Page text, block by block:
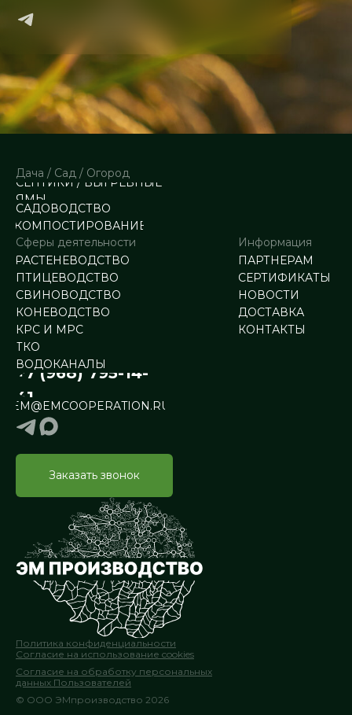
Политика конфиденциальности
Согласие на использование cookies
Согласие на обработку персональных
данных Пользователей
© ООО ЭМпроизводство 2026
Дача / Сад / Огород
СЕПТИКИ / ВЫГРЕБНЫЕ
ЯМЫ
САДОВОДСТВО
КОМПОСТИРОВАНИЕ
Сферы деятельности
РАСТЕНЕВОДСТВО
ПТИЦЕВОДСТВО
СВИНОВОДСТВО
КОНЕВОДСТВО
КРС И МРС
ТКО
ВОДОКАНАЛЫ
Информация
ПАРТНЕРАМ
СЕРТИФИКАТЫ
НОВОСТИ
ДОСТАВКА
КОНТАКТЫ
+7 (968) 795-14-
41
EM@EMCOOPERATION.RU
Заказать звонок